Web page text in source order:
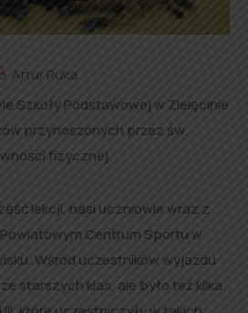
Artur Ruka
Szkoły Podstawowej w Zielęcinie
przynoszonych przez św.
fizycznej.
lekcji, nasi uczniowie wraz z
Centrum Sportu w
Wśród uczestników wyjazdu
starszych klas, ale było też kilka